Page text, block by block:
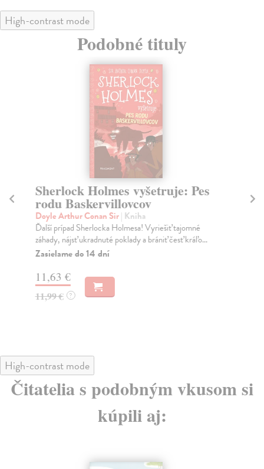
High-contrast mode
Podobné tituly
Sherlock Holmes vyšetruje: Pes
rodu Baskervillovcov
Doyle Arthur Conan Sir| Kniha
Ďalší prípad Sherlocka Holmesa! Vyriešiť tajomné
záhady, nájsť ukradnuté poklady a brániť česť kráľo...
Zasielame do 14 dní
11,63 €
11,99 € ?
High-contrast mode
Čitatelia s podobným vkusom si
kúpili aj: